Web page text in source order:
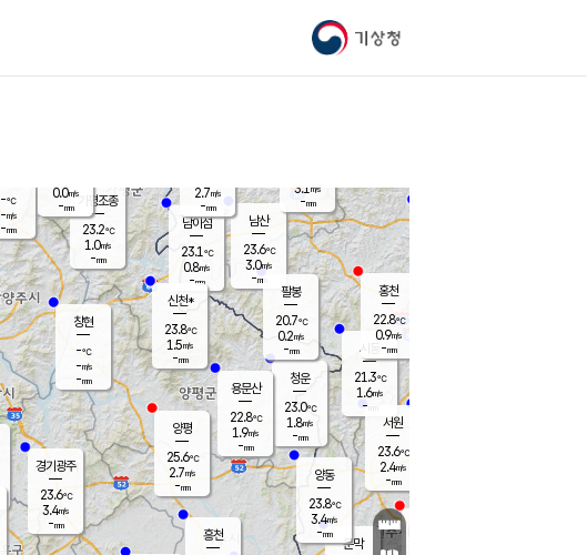
기상청
문막
남이섬
23.1℃
0.8m/s
-mm
남산
23.6℃
3.0m/s
-mm
청운
23.0℃
1.8m/s
-mm
팔봉
20.7℃
0.2m/s
-mm
양동
23.8℃
3.4m/s
-mm
경기광주
23.6℃
3.4m/s
-mm
2.7m/s
-mm
가평조종
23.2℃
1.0m/s
-mm
-℃
-m/s
-mm
신천*
23.8℃
1.5m/s
-mm
창현
-℃
-m/s
-mm
0.0m/s
-mm
흥천
시동
21.3℃
1.6m/s
- mm
서원
23.6℃
2.4m/s
-mm
용문산
22.8℃
1.9m/s
-mm
홍천
22.8℃
0.9m/s
-mm
양평
25.6℃
2.7m/s
-mm
3.1 m/s
-mm